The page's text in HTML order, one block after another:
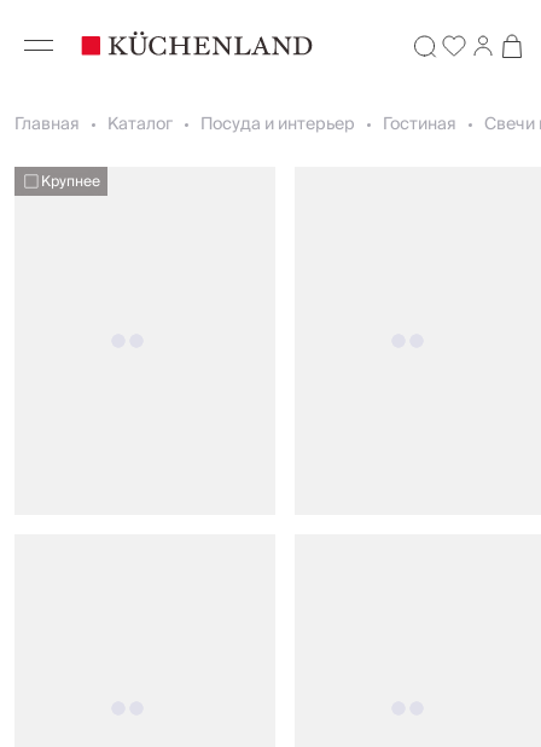
Главная Каталог Посуда и интерьер Гостиная Свечи
Крупнее